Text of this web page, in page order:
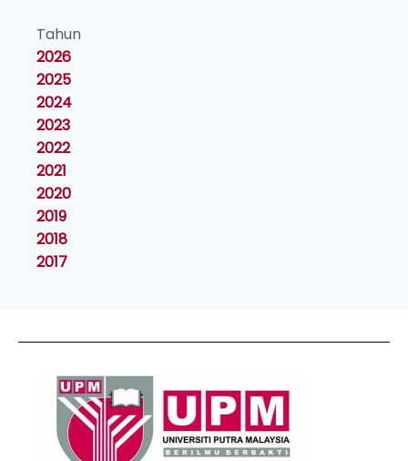
Tahun
2026
2025
2024
2023
2022
2021
2020
2019
2018
2017